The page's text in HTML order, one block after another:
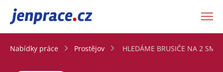
JenPráce.cz
Nabídky práce Prostějov HLEDÁME BRUSIČE NA 2